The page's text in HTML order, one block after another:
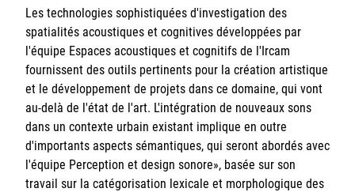
Les technologies sophistiquées d'investigation des
spatialités acoustiques et cognitives développées par
l'équipe Espaces acoustiques et cognitifs de l'Ircam
fournissent des outils pertinents pour la création artistique
et le développement de projets dans ce domaine, qui vont
au-delà de l'état de l'art. L'intégration de nouveaux sons
dans un contexte urbain existant implique en outre
d'importants aspects sémantiques, qui seront abordés avec
l'équipe Perception et design sonore», basée sur son
travail sur la catégorisation lexicale et morphologique des